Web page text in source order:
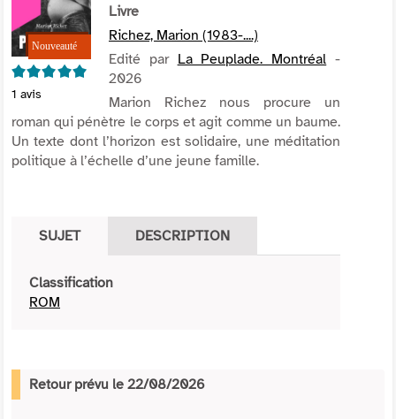
5/5
1 avis
Livre
Richez, Marion (1983-....)
Edité par La Peuplade. Montréal -
2026
Marion Richez nous procure un
roman qui pénètre le corps et agit comme un baume.
Un texte dont l’horizon est solidaire, une méditation
politique à l’échelle d’une jeune famille.
SUJET DESCRIPTION
Classification
ROM
Retour prévu le 22/08/2026